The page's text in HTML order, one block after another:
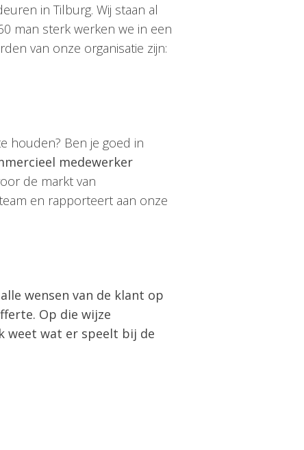
in Tilburg. Wij staan al
man sterk werken we in een
van onze organisatie zijn:
houden? Ben je goed in
medewerker
de markt van
en rapporteert aan onze
wensen van de klant op
Op die wijze
weet wat er speelt bij de